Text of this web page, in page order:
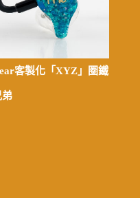
客製化「XYZ」圈鐵